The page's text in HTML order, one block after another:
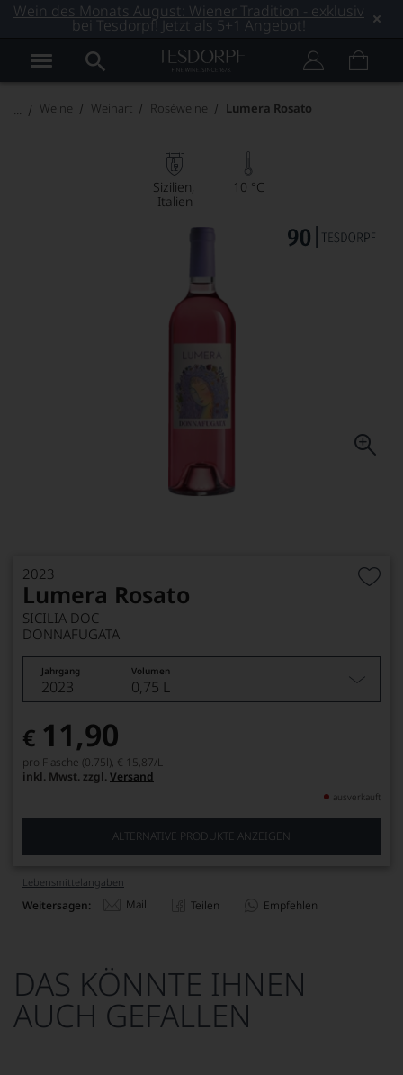
Wein des Monats August: Wiener Tradition - exklusiv
bei Tesdorpf! Jetzt als 5+1 Angebot!
Weine Weinart Roséweine Lumera Rosato
Sizilien
Italien
10 °C
2023
Lumera Rosato
SICILIA DOC
DONNAFUGATA
Jahrgang Volumen
2023 0,75 L
€ 11,90
pro Flasche (0.75l), € 15,87/L
inkl. Mwst. zzgl. Versand
ausverkauft
ALTERNATIVE PRODUKTE ANZEIGEN
Lebensmittel­angaben
Weitersagen: Mail Teilen Empfehlen
DAS KÖNNTE IHNEN
AUCH GEFALLEN